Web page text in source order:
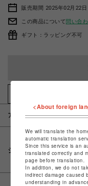
販売期間 2025年02月22
この商品について問い合
ギフト：ラッピング不可
アイテム説明 / 素材
シェアする
<About foreign
We will translate the
automatic translation
Since this service is an
translated correctly and
page before translation.
In addition, we do not
indirect damage caused
understanding in